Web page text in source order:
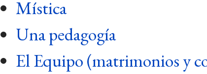
Mística
Una pedagogía
El Equipo (matrimonios y